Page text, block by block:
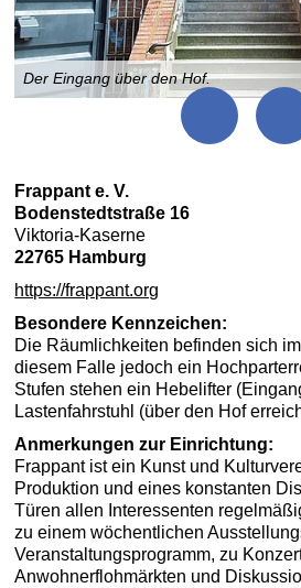
Der Eingang über den Hof.
Frappant e. V.
Bodenstedtstraße 16
Viktoria-Kaserne
22765 Hamburg
https://frappant.org
Besondere Kennzeichen:
Die Räumlichkeiten befinden sich
diesem Falle jedoch ein
Stufen stehen ein Hebelifter
Lastenfahrstuhl (über den Hof
Anmerkungen zur Einrichtung:
Frappant ist ein Kunst und
Produktion und eines konstanten
Türen allen Interessenten
zu einem wöchentlichen
Veranstaltungsprogramm, zu
Anwohnerflohmärkten und